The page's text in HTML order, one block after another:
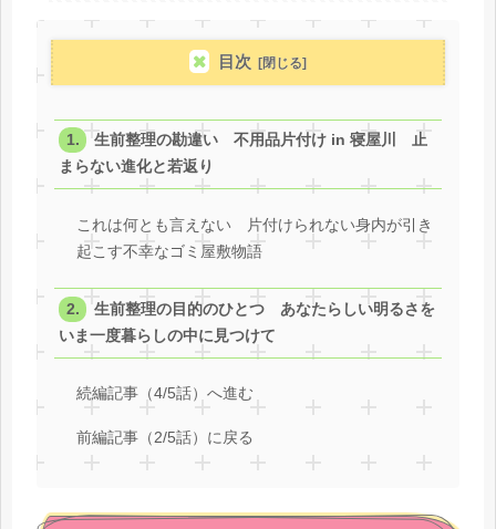
目次
生前整理の勘違い 不用品片付け in 寝屋川 止
まらない進化と若返り
これは何とも言えない 片付けられない身内が引き
起こす不幸なゴミ屋敷物語
生前整理の目的のひとつ あなたらしい明るさを
いま一度暮らしの中に見つけて
続編記事（4/5話）へ進む
前編記事（2/5話）に戻る